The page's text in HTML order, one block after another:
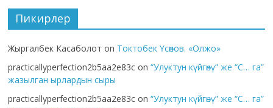
Пикирлер
Жыргалбек Касаболот on Токтобек Үсөнов. «Олжо»
practicallyperfection2b5aa2e83c on“Улуктун күйгөнү” же “С… га”
жазылган ырлардын сыры
practicallyperfection2b5aa2e83c on“Улуктун күйгөнү” же “С… га”